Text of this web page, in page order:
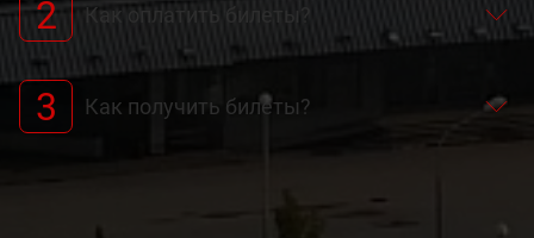
2 Как оплатить билеты?
3 Как получить билеты?